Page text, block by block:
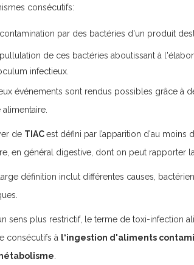
consécutifs:
contamination par des bactéries d'un produit
pullulation de ces bactéries aboutissant à
infectieux.
événements sont rendus possibles grâce à
alimentaire.
de TIACest défini par l’apparition d'au
en général digestive, dont on peut rapporter
définition inclut différentes causes,
sens plus restrictif, le terme de toxi-infection
consécutifs à l‘ingestion d'aliments